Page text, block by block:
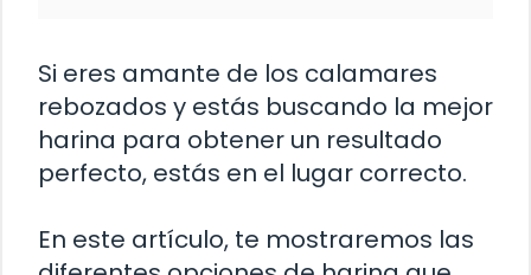
Si eres amante de los calamares
rebozados y estás buscando la mejor
harina para obtener un resultado
perfecto, estás en el lugar correcto.
En este artículo, te mostraremos las